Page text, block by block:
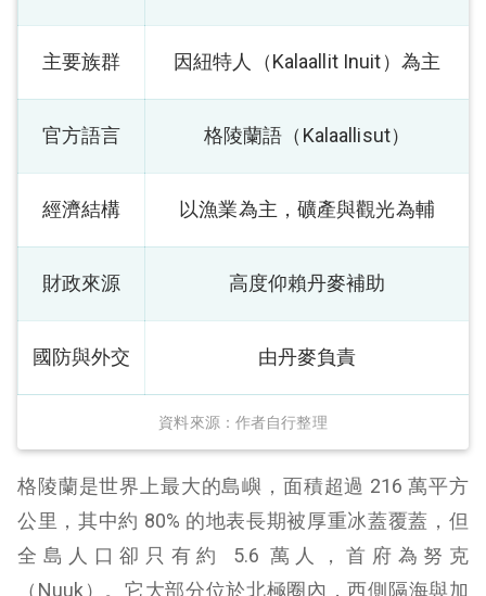
資料來源：作者自行整理
主要族群 因紐特人（Kalaallit Inuit）為主
官方語言 格陵蘭語（Kalaallisut）
經濟結構 以漁業為主，礦產與觀光為輔
財政來源 高度仰賴丹麥補助
國防與外交 由丹麥負責
格陵蘭是世界上最大的島嶼，面積超過 216 萬平方
公里，其中約 80% 的地表長期被厚重冰蓋覆蓋，但
全島人口卻只有約 5.6 萬人，首府為努克
（Nuuk）。它大部分位於北極圈內，西側隔海與加